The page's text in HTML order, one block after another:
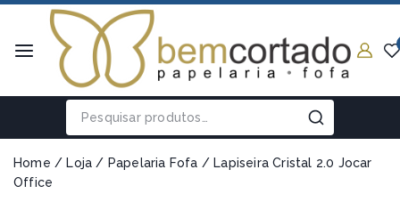
Home / Loja / Papelaria Fofa / Lapiseira Cristal 2.0 Jocar
Office